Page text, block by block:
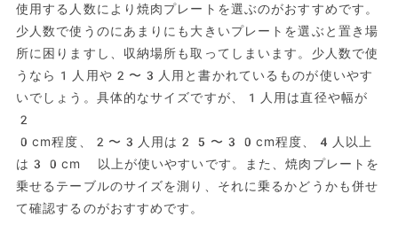
使用する人数により焼肉プレートを選ぶのがおすすめです。
少人数で使うのにあまりにも大きいプレートを選ぶと置き場
所に困りますし、収納場所も取ってしまいます。少人数で使
うなら1人用や2〜3人用と書かれているものが使いやす
いでしょう。具体的なサイズですが、1人用は直径や幅が
2
0cm程度、2〜3人用は25〜30cm程度、4人以上
は30cm 以上が使いやすいです。また、焼肉プレートを
乗せるテーブルのサイズを測り、それに乗るかどうかも併せ
て確認するのがおすすめです。